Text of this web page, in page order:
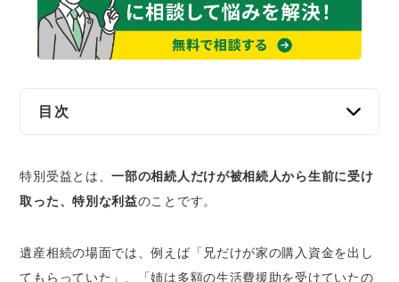
IT・ネット
企業法務
目次
ら受けた利益のこと
特別受益の対象となる主な5つの贈与
財産
結婚・養子縁組のための贈与｜結婚・養子縁
特別受益とは、一部の相続人だけが被相続人から生前に受け
取った、特別な利益のことです。
遺産相続の場面では、例えば「兄だけが家の購入資金を出し
てもらっていた」、「姉は多額の生活費援助を受けていたの